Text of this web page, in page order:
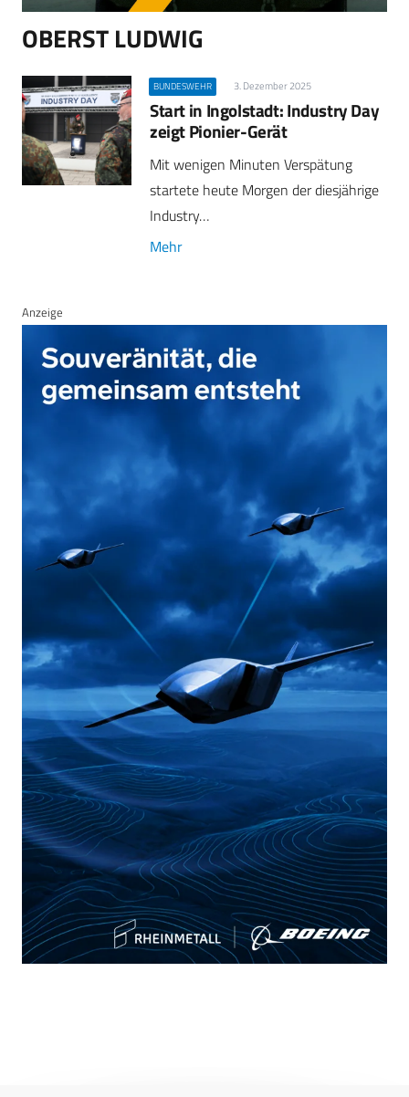
OBERST LUDWIG
BUNDESWEHR 3. Dezember 2025
Start in Ingolstadt: Industry Day
zeigt Pionier-Gerät
Mit wenigen Minuten Verspätung
startete heute Morgen der diesjährige
Industry…
Mehr
Anzeige